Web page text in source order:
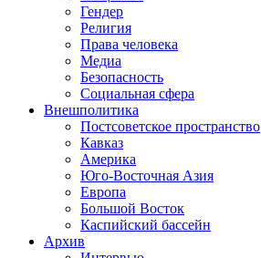
Гендер
Религия
Права человека
Медиа
Безопасность
Социальная сфера
Внешполитика
Постсоветское пространство
Кавказ
Америка
Юго-Восточная Азия
Европа
Большой Восток
Каспийский бассейн
Архив